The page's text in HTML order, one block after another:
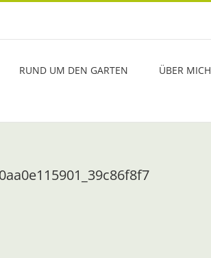
RUND UM DEN GARTEN ÜBER MICH